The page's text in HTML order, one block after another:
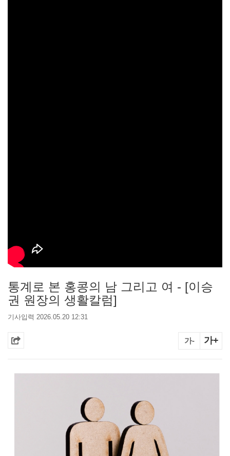
통계로 본 홍콩의 남 그리고 여 - [이승
권 원장의 생활칼럼]
기사입력 2026.05.20 12:31
가- 가+